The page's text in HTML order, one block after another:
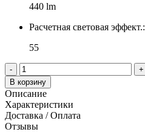
440 lm
Расчетная световая эффект.:
55
-
+
В корзину
Описание
Характеристики
Доставка / Оплата
Отзывы